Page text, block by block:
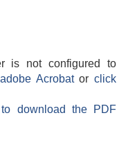
is not configured to
Acrobatorclick
download the PDF